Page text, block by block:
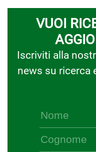
VUOI
Iscriviti alla
news su ricerca